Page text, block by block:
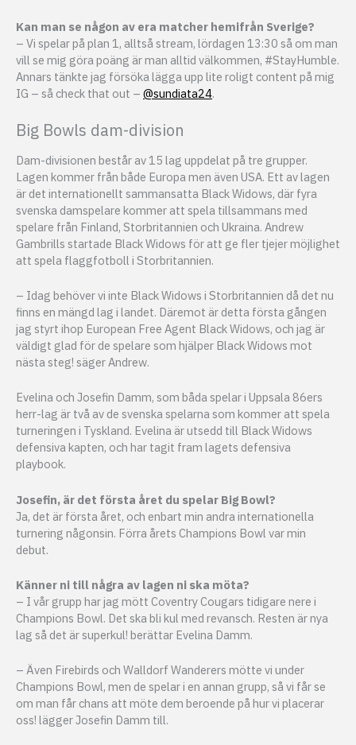
Kan man se någon av era matcher hemifrån Sverige?
– Vi spelar på plan 1, alltså stream, lördagen 13:30 så om man
vill se mig göra poäng är man alltid välkommen, #StayHumble.
Annars tänkte jag försöka lägga upp lite roligt content på mig
IG – så check that out – @sundiata24.
Big Bowls dam-division
Dam-divisionen består av 15 lag uppdelat på tre grupper.
Lagen kommer från både Europa men även USA. Ett av lagen
är det internationellt sammansatta Black Widows, där fyra
svenska damspelare kommer att spela tillsammans med
spelare från Finland, Storbritannien och Ukraina. Andrew
Gambrills startade Black Widows för att ge fler tjejer möjlighet
att spela flaggfotboll i Storbritannien.
– Idag behöver vi inte Black Widows i Storbritannien då det nu
finns en mängd lag i landet. Däremot är detta första gången
jag styrt ihop European Free Agent Black Widows, och jag är
väldigt glad för de spelare som hjälper Black Widows mot
nästa steg! säger Andrew.
Evelina och Josefin Damm, som båda spelar i Uppsala 86ers
herr-lag är två av de svenska spelarna som kommer att spela
turneringen i Tyskland. Evelina är utsedd till Black Widows
defensiva kapten, och har tagit fram lagets defensiva
playbook.
Josefin, är det första året du spelar Big Bowl?
Ja, det är första året, och enbart min andra internationella
turnering någonsin. Förra årets Champions Bowl var min
debut.
Känner ni till några av lagen ni ska möta?
– I vår grupp har jag mött Coventry Cougars tidigare nere i
Champions Bowl. Det ska bli kul med revansch. Resten är nya
lag så det är superkul! berättar Evelina Damm.
– Även Firebirds och Walldorf Wanderers mötte vi under
Champions Bowl, men de spelar i en annan grupp, så vi får se
om man får chans att möte dem beroende på hur vi placerar
oss! lägger Josefin Damm till.